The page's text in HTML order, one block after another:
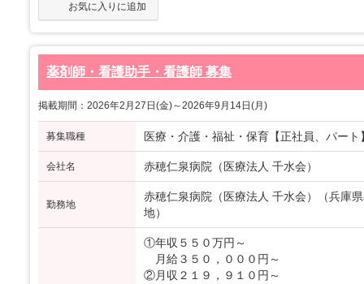
お気に入りに追加
薬剤師・看護助手・看護師 募集
掲載期間：2026年2月27日(金)～2026年9月14日(月)
募集職種 医療・介護・福祉・保育【正社員、パート
会社名 赤穂仁泉病院（医療法人 千水会）
勤務地
赤穂仁泉病院（医療法人 千水会）（兵庫
地）
①年収５５０万円～
月給３５０，０００円～
②月収２１９，９１０円～